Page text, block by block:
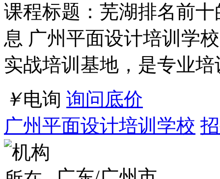
课程标题：芜湖排名前
息 广州平面设计培训学
实战培训基地，是专业培
￥电询 询问底价
广州平面设计培训学校